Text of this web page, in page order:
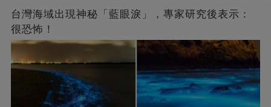
台灣海域出現神秘「藍眼淚」，專家研究後表示：
很恐怖！